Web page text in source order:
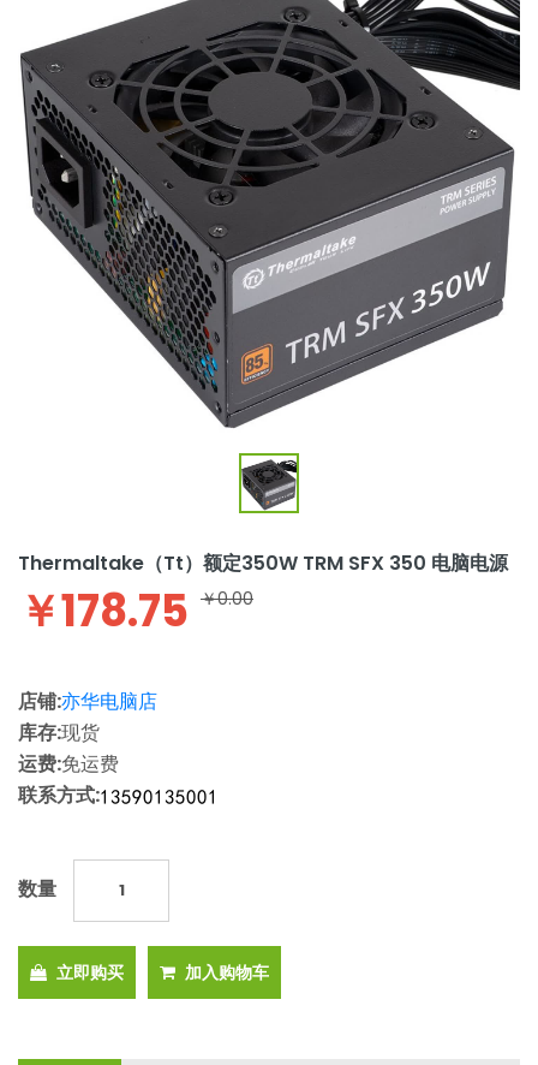
Thermaltake（Tt）额定350W TRM SFX 350 电脑电源
￥178.75 ￥0.00
店铺:亦华电脑店
库存:现货
运费:免运费
联系方式:
数量
立即购买 加入购物车